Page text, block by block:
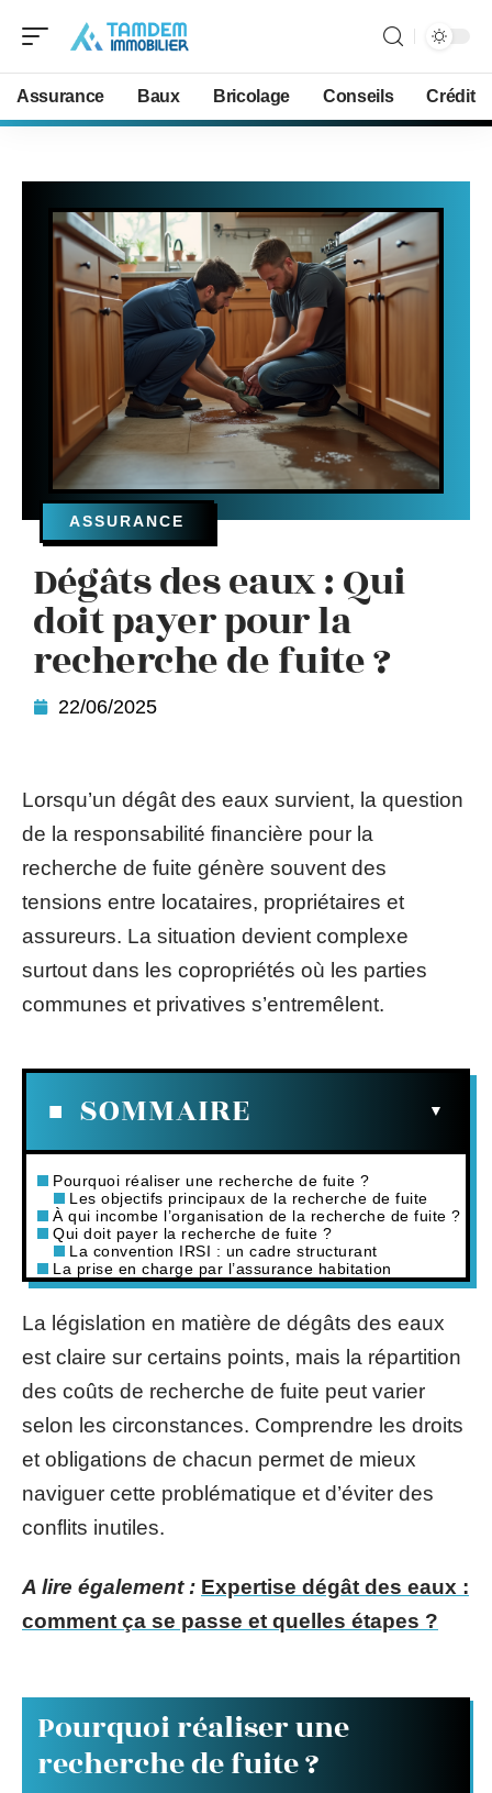
Assurance Baux Bricolage Conseils Crédit
ASSURANCE
Dégâts des eaux : Qui
doit payer pour la
recherche de fuite ?
22/06/2025
Lorsqu’un dégât des eaux survient, la question
de la responsabilité financière pour la
recherche de fuite génère souvent des
tensions entre locataires, propriétaires et
assureurs. La situation devient complexe
surtout dans les copropriétés où les parties
communes et privatives s’entremêlent.
SOMMAIRE
Pourquoi réaliser une recherche de fuite ?
Les objectifs principaux de la recherche de fuite
À qui incombe l’organisation de la recherche de fuite ?
Qui doit payer la recherche de fuite ?
La convention IRSI : un cadre structurant
La prise en charge par l’assurance habitation
La législation en matière de dégâts des eaux
est claire sur certains points, mais la répartition
des coûts de recherche de fuite peut varier
selon les circonstances. Comprendre les droits
et obligations de chacun permet de mieux
naviguer cette problématique et d’éviter des
conflits inutiles.
A lire également : Expertise dégât des eaux :
comment ça se passe et quelles étapes ?
Pourquoi réaliser une
recherche de fuite ?